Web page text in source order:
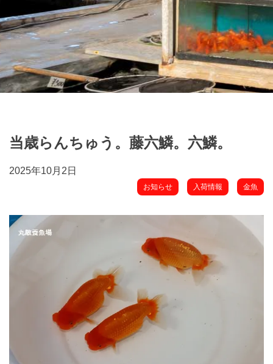
当歳らんちゅう。藤六鱗。六鱗。
2025年10月2日
お知らせ 入荷情報 金魚